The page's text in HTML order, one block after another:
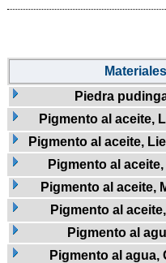
Materiales
Piedra
Pigmento al aceite,
Pigmento al aceite,
Pigmento al
Pigmento al aceite,
Pigmento al
Pigmento al
Pigmento al agua,